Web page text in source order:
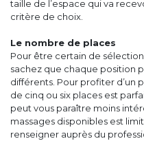
taille de l’espace qui va
critère de choix.
Le nombre de places
Pour être certain de
sachez que chaque position
différents. Pour profiter d’un
de cinq ou six places est
peut vous paraître moins
massages disponibles est
renseigner auprès du